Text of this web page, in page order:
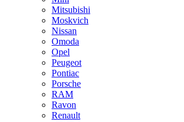
Mitsubishi
Moskvich
Nissan
Omoda
Opel
Peugeot
Pontiac
Porsche
RAM
Ravon
Renault